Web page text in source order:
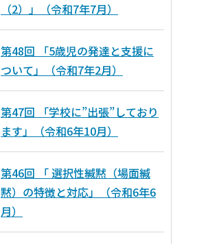
（2）」（令和7年7月）
第48回 「5歳児の発達と支援に
ついて」（令和7年2月）
第47回 「学校に”出張”しており
ます」（令和6年10月）
第46回 「 選択性緘黙（場面緘
黙）の特徴と対応」（令和6年6
月）